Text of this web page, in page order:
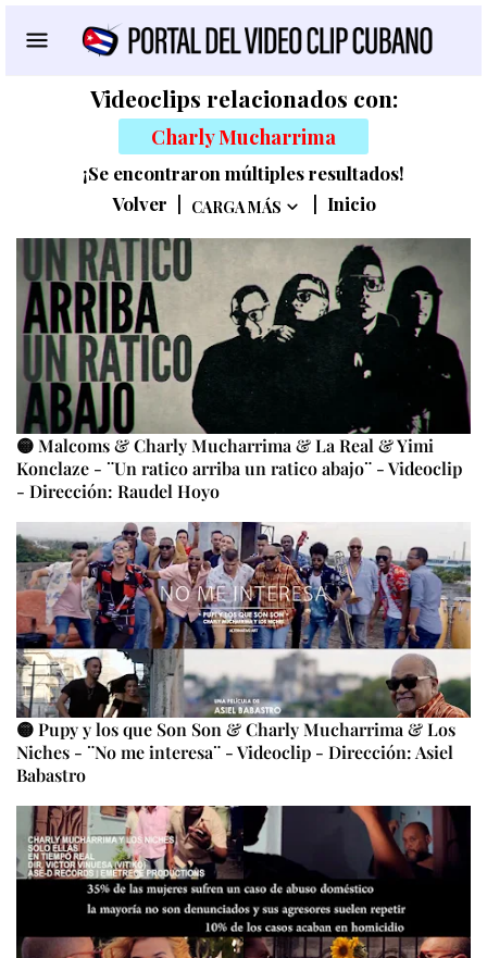
Videoclips relacionados con:
Charly Mucharrima
¡Se encontraron múltiples resultados!
Volver
CARGA MÁS Inicio
🟡 Malcoms & Charly Mucharrima & La Real & Yimi
Konclaze - ¨Un ratico arriba un ratico abajo¨ - Videoclip
- Dirección: Raudel Hoyo
🟡 Pupy y los que Son Son & Charly Mucharrima & Los
Niches - ¨No me interesa¨ - Videoclip - Dirección: Asiel
Babastro